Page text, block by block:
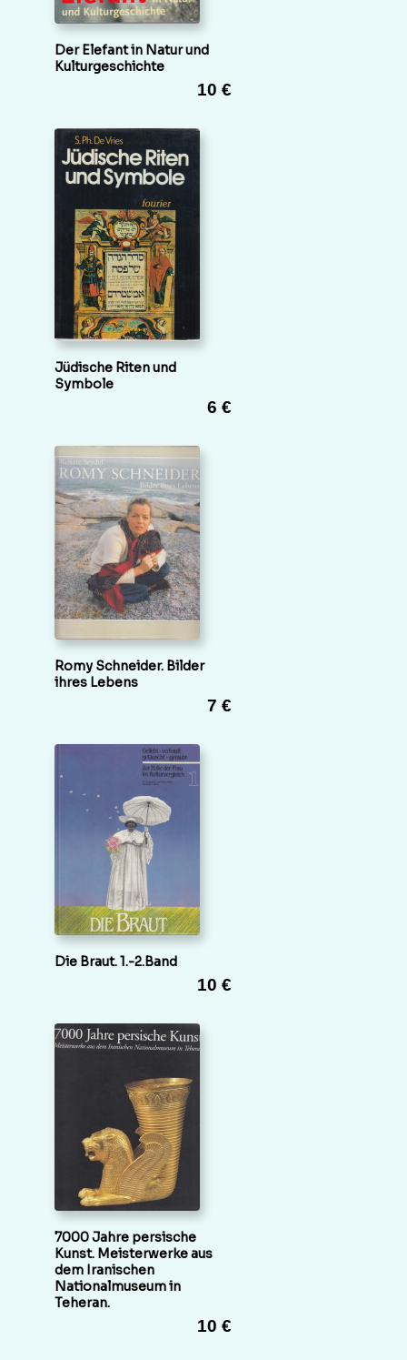
Der Elefant in Natur und
Kulturgeschichte
10 €
Jüdische Riten und
Symbole
6 €
Romy Schneider. Bilder
ihres Lebens
7 €
Die Braut. 1.-2.Band
10 €
7000 Jahre persische
Kunst. Meisterwerke aus
dem Iranischen
Nationalmuseum in
Teheran.
10 €